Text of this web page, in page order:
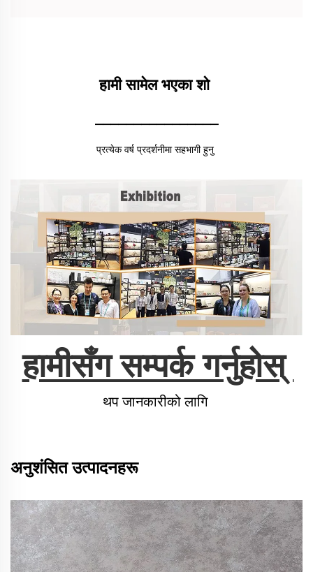
हामी सामेल भएका शो
________________
प्रत्येक वर्ष प्रदर्शनीमा सहभागी हुनु
हामीसँग सम्पर्क गर्नुहोस्
थप जानकारीको लागि
अनुशंसित उत्पादनहरू